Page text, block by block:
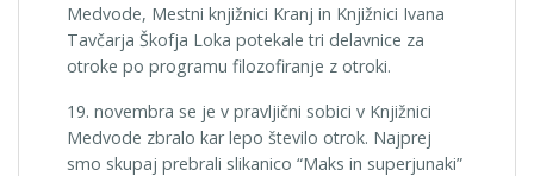
Medvode, Mestni knjižnici Kranj in Knjižnici Ivana
Tavčarja Škofja Loka potekale tri delavnice za
otroke po programu filozofiranje z otroki.
19. novembra se je v pravljični sobici v Knjižnici
Medvode zbralo kar lepo število otrok. Najprej
smo skupaj prebrali slikanico “Maks in superjunaki”